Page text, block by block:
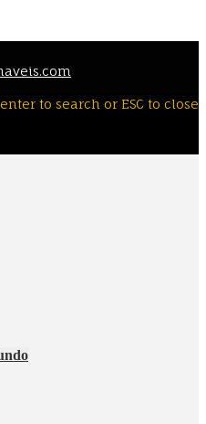
to search or ESC to close